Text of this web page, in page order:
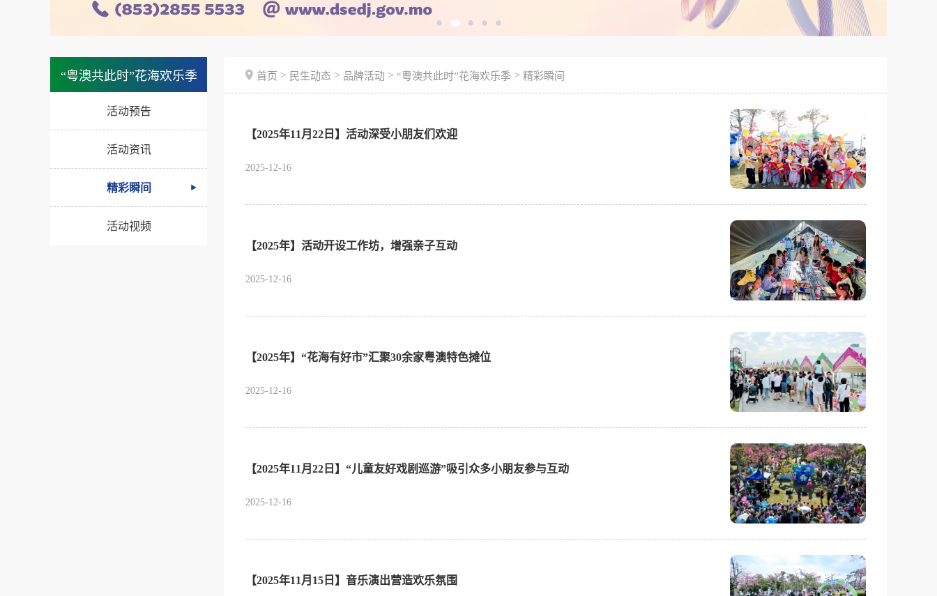
“粤澳共此时”花海欢乐季
活动预告
活动资讯
精彩瞬间
活动视频
首页 > 民生动态 > 品牌活动 > “粤澳共此时”花海欢乐季 > 精彩瞬间
【2025年11月22日】活动深受小朋友们欢迎
2025-12-16
【2025年】活动开设工作坊，增强亲子互动
2025-12-16
【2025年】“花海有好市”汇聚30余家粤澳特色摊位
2025-12-16
【2025年11月22日】“儿童友好戏剧巡游”吸引众多小朋友参与互动
2025-12-16
【2025年11月15日】音乐演出营造欢乐氛围